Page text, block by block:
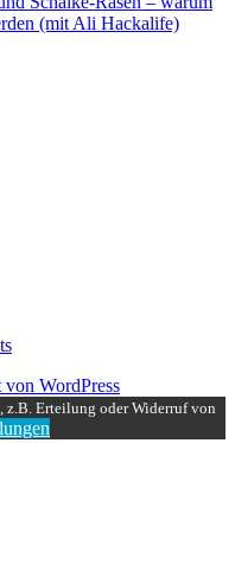
(mit Ali Hackalife)
von WordPress
z.B. Erteilung oder Widerruf von